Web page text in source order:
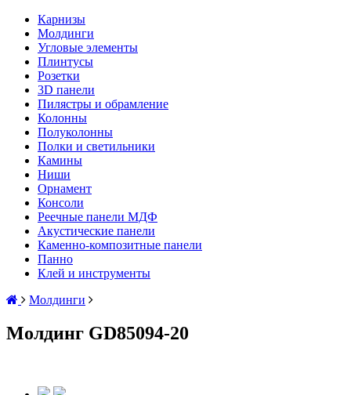
Карнизы
Молдинги
Угловые элементы
Плинтусы
Розетки
3D панели
Пилястры и обрамление
Колонны
Полуколонны
Полки и светильники
Камины
Ниши
Орнамент
Консоли
Реечные панели МДФ
Акустические панели
Каменно-композитные панели
Панно
Клей и инструменты
Молдинги
Молдинг GD85094-20